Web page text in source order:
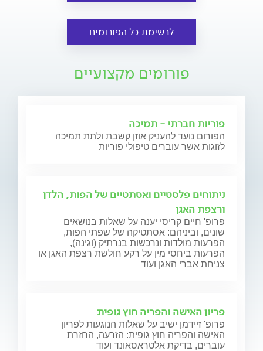
לרשימת כל הפורומים
פורומים מקצועיים
פוריות חברתי - תמיכה
הפורום נועד להעניק אוזן קשבת ולתת תמיכה
לזוגות אשר עוברים טיפולי פוריות
ניתוחים פלסטיים ואסתטיים של הפות, הלדן
ורצפת האגן
פרופ' חיים קריסי יענה על שאלות בנושאים
שונים, וביניהם: אסתטיקה של שפתי הפות,
הפרעות מולדות ונרכשות בנרתיק (וגינה),
הפרעות ביחסי מין על רקע חולשת רצפת האגן או
צניחת אברי האגן ועוד
פריון האישה והפריה חוץ גופית
פרופ' זיידמן ישיב על שאלות הנוגעות לפריון
האישה והפריה חוץ גופית: הזרעה, החזרת
עוברים, בדיקת אלטראסאונד ועוד